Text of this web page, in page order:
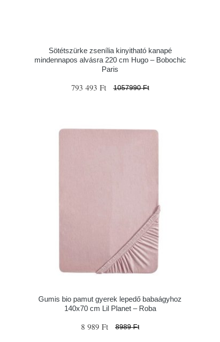
Sötétszürke zsenília kinyitható kanapé
mindennapos alvásra 220 cm Hugo – Bobochic
Paris
793 493 Ft 1057990 Ft
Gumis bio pamut gyerek lepedő babaágyhoz
140x70 cm Lil Planet – Roba
8 989 Ft 8989 Ft